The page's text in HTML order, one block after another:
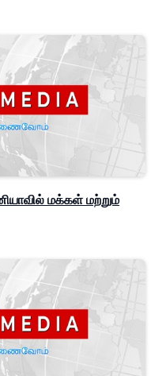
மக்கள் மற்றும்